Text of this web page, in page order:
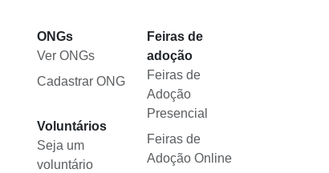
ONGs
Ver ONGs
Cadastrar ONG
Voluntários
Seja um
voluntário
Feiras de
adoção
Feiras de
Adoção
Presencial
Feiras de
Adoção Online